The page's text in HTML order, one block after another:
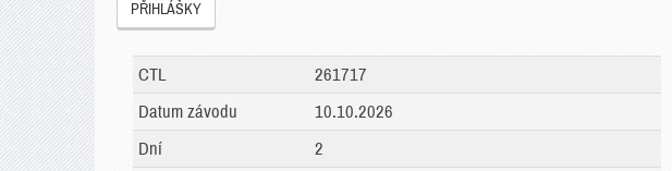
PŘIHLÁŠKY
CTL
261717
Datum závodu
10.10.2026
Dní
2